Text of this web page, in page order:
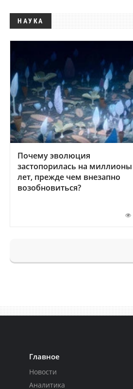
НАУКА
Почему эволюция
застопорилась на миллионы
лет, прежде чем внезапно
возобновиться?
Главное
Новости
Аналитика